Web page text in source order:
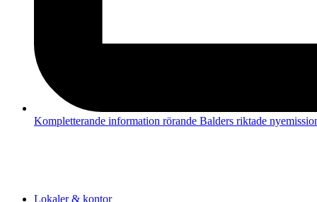
Kompletterande information rörande Balders riktade
Lokaler & kontor